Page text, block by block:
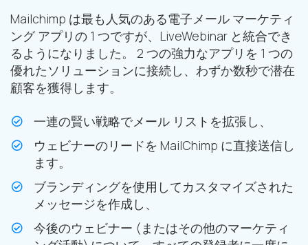
Mailchimp は最も人気のある電子メール マーケティ
ング アプリの 1 つですが、LiveWebinar と統合でき
るようになりました。 2 つの強力なアプリを 1 つの
優れたソリューションに接続し、わずか数秒で潜在
顧客を獲得します。
一連の賢い戦略でメール リストを拡張し、
ウェビナーのリードを MailChimp に直接送信し
ます。
ブランディングを使用してカスタマイズされた
メッセージを作成し、
今後のウェビナー (またはその他のマーケティ